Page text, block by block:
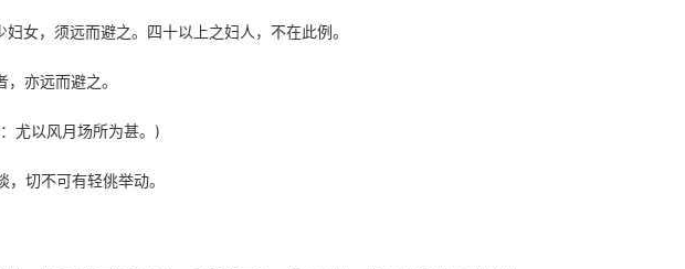
女，须远而避之。四十以上之妇人，不在此例。
亦远而避之。
尤以风月场所为甚。)
切不可有轻佻举动。